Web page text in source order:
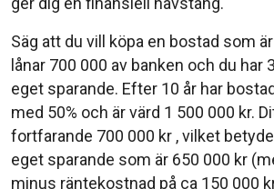
Säg att du vill köpa en bostad som
lånar 700 000 av banken och du har
eget sparande. Efter 10 år har
med 50% och är värd 1 500 000 kr.
fortfarande 700 000 kr , vilket
eget sparande som är 650 000 kr
minus räntekostnad på ca 150 000